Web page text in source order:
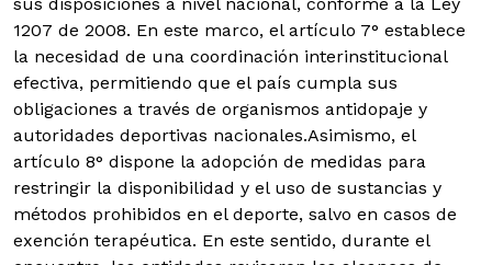
sus disposiciones a nivel nacional, conforme a la Ley
1207 de 2008. En este marco, el artículo 7° establece
la necesidad de una coordinación interinstitucional
efectiva, permitiendo que el país cumpla sus
obligaciones a través de organismos antidopaje y
autoridades deportivas nacionales.Asimismo, el
artículo 8° dispone la adopción de medidas para
restringir la disponibilidad y el uso de sustancias y
métodos prohibidos en el deporte, salvo en casos de
exención terapéutica. En este sentido, durante el